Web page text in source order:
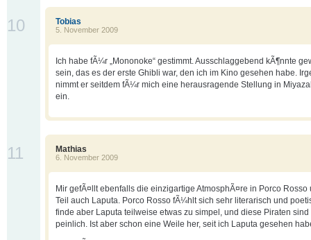
Tobias
5. November 2009
10
Ich habe fÃ¼r „Mononoke“ gestimmt. Ausschlaggebend kÃ¶nnte
sein, das es der erste Ghibli war, den ich im Kino gesehen habe.
nimmt er seitdem fÃ¼r mich eine herausragende Stellung in
ein.
Mathias
6. November 2009
11
Mir gefÃ¤llt ebenfalls die einzigartige AtmosphÃ¤re in Porco Rosso
Teil auch Laputa. Porco Rosso fÃ¼hlt sich sehr literarisch und
finde aber Laputa teilweise etwas zu simpel, und diese Piraten sind
peinlich. Ist aber schon eine Weile her, seit ich Laputa gesehen